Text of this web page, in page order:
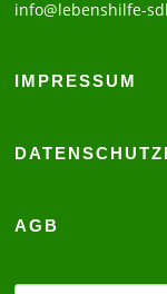
info@lebenshilfe-
IMPRESSUM
AGB